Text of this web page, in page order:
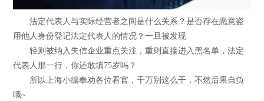
法定代表人与实际经营者之间是什么关系？是否存在恶意盗
用他人身份登记法定代表人的情况？一旦被发现
轻则被纳入失信企业重点关注，重则直接进入黑名单，法定
代表人那一行，你还敢填75岁吗？
所以上海小编奉劝各位看官，千万别这么干，不然后果自负
哦~